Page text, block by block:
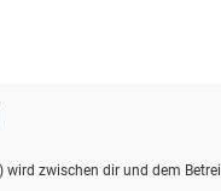
zwischen dir und dem